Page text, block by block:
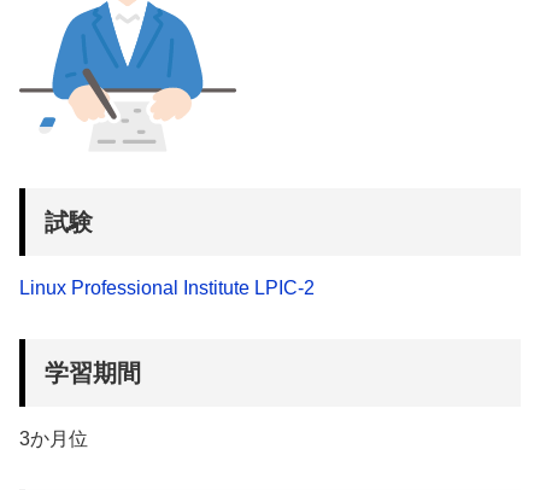
試験
Linux Professional Institute LPIC-2
学習期間
3か月位